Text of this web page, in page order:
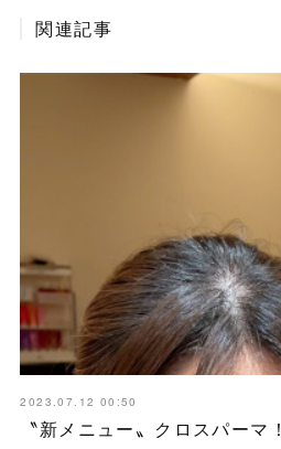
関連記事
2023.07.12 00:50
〝新メニュー〟クロスパーマ！